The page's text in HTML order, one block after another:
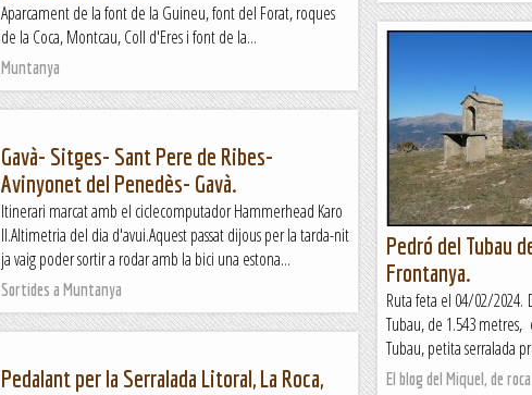
Aparcament de la font de la Guineu, font del Forat, roques
de la Coca, Montcau, Coll d'Eres i font de la...
Muntanya
Pedró del Tubau
Frontanya.
Ruta feta el 04/02/2024.
Tubau, de 1.543 metres,
Tubau, petita serralada
El blog del Miquel, de
Gavà- Sitges- Sant Pere de Ribes-
Avinyonet del Penedès- Gavà.
Itinerari marcat amb el ciclecomputador Hammerhead Karo
II.Altimetria del dia d'avui.Aquest passat dijous per la tarda-nit
ja vaig poder sortir a rodar amb la bici una estona...
Sortides a Muntanya
Pedalant per la Serralada Litoral, La Roca,